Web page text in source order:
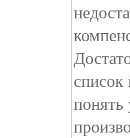
понять